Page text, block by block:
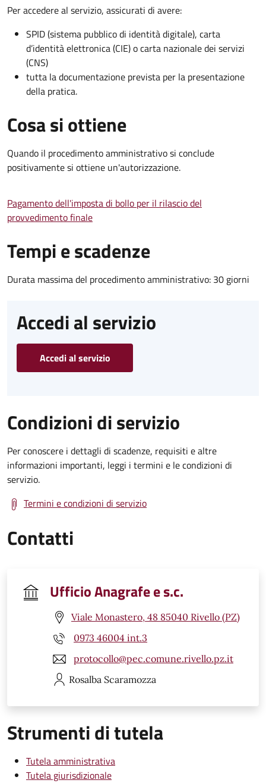
Per accedere al servizio, assicurati di avere:
SPID (sistema pubblico di identità digitale), carta
d’identità elettronica (CIE) o carta nazionale dei servizi
(CNS)
tutta la documentazione prevista per la presentazione
della pratica.
Cosa si ottiene
Quando il procedimento amministrativo si conclude
positivamente si ottiene un'autorizzazione.
Pagamento dell'imposta di bollo per il rilascio del
provvedimento finale
Tempi e scadenze
Durata massima del procedimento amministrativo: 30 giorni
Accedi al servizio
Accedi al servizio
Condizioni di servizio
Per conoscere i dettagli di scadenze, requisiti e altre
informazioni importanti, leggi i termini e le condizioni di
servizio.
Termini e condizioni di servizio
Contatti
Ufficio Anagrafe e s.c.
Viale Monastero, 48 85040 Rivello (PZ)
0973 46004 int.3
protocollo@pec.comune.rivello.pz.it
Rosalba Scaramozza
Strumenti di tutela
Tutela amministrativa
Tutela giurisdizionale